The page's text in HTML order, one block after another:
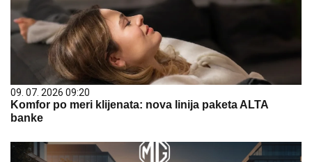
09. 07. 2026 09:20
Komfor po meri klijenata: nova linija paketa ALTA
banke